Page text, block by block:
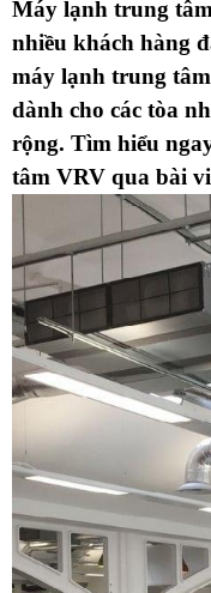
Máy lạnh trung
nhiều khách hàng
máy lạnh trung
dành cho các tòa
rộng. Tìm hiểu
tâm VRV qua bài